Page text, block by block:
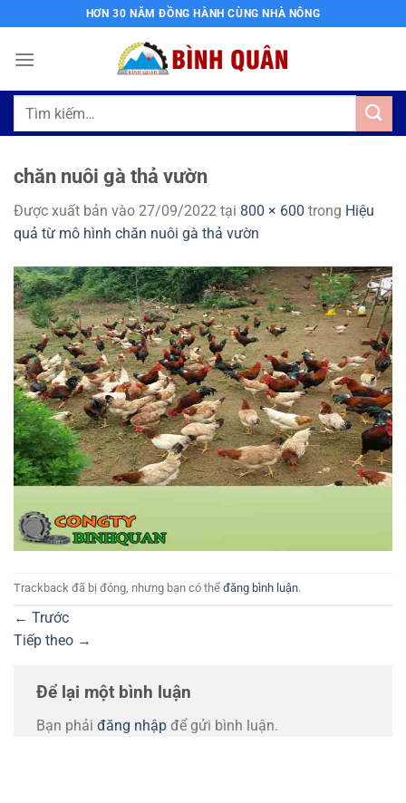
qua
nội
HƠN 30 NĂM ĐỒNG HÀNH CÙNG NHÀ NÔNG
Tìm
chăn nuôi gà thả vườn
Được xuất bản vào 27/09/2022 tại 800 × 600 trong Hiệu
quả từ mô hình chăn nuôi gà thả vườn
Trackback đã bị đóng, nhưng bạn có thể đăng bình luận.
← Trước
Tiếp theo →
Để lại một bình luận
Bạn phải đăng nhập để gửi bình luận.